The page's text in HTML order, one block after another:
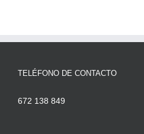
TELÉFONO DE CONTACTO
672 138 849